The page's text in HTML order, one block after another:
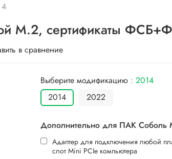
M.2, сертификаты
в сравнение
Выберите модификацию : 2014
2014
2022
Дополнительно для ПАК Соболь
Адаптер для подключения любой
слот Mini PCIe компьютера